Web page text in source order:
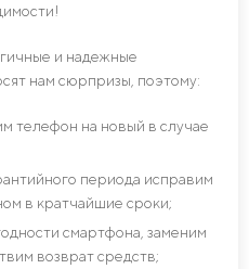
и надежные
нам сюрпризы, поэтому:
телефон на новый в случае
периода исправим
в кратчайшие сроки;
смартфона, заменим
возврат средств;